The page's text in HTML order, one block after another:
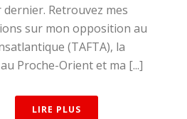
dernier. Retrouvez mes
sur mon opposition au
(TAFTA), la
Proche-Orient et ma [...]
LIRE PLUS